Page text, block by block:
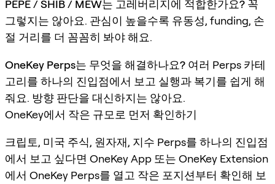
PEPE / SHIB / MEW는 고레버리지에 적합한가요? 꼭
그렇지는 않아요. 관심이 높을수록 유동성, funding, 손
절 거리를 더 꼼꼼히 봐야 해요.
OneKey Perps는 무엇을 해결하나요? 여러 Perps 카테
고리를 하나의 진입점에서 보고 실행과 복기를 쉽게 해
줘요. 방향 판단을 대신하지는 않아요.
OneKey에서 작은 규모로 먼저 확인하기
크립토, 미국 주식, 원자재, 지수 Perps를 하나의 진입점
에서 보고 싶다면 OneKey App 또는 OneKey Extension
에서 OneKey Perps를 열고 작은 포지션부터 확인해 보